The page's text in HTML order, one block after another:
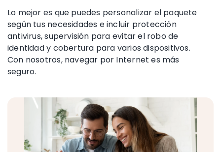
Lo mejor es que puedes personalizar el paquete
según tus necesidades e incluir protección
antivirus,supervisión para evitar el robo de
identidady cobertura para varios dispositivos.
Con nosotros, navegar por Internet es más
seguro.